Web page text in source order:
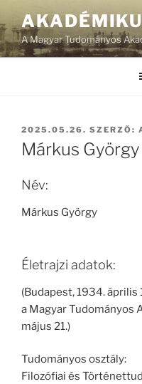
A Magyar Tudományos
BEKÜLDVE:
2025.05.26. SZERZŐ:
Márkus György
Név:
Márkus György
Életrajzi adatok:
(Budapest, 1934. április
a Magyar Tudományos
május 21.)
Tudományos osztály:
Filozófiai és